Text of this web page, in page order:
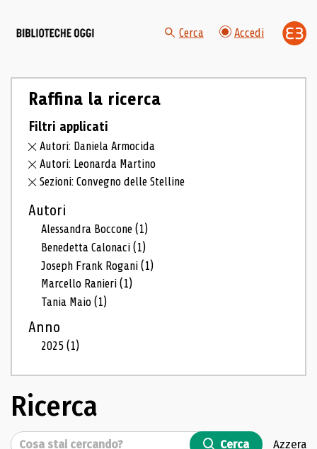
Cerca Accedi
Raffina la ricerca
Filtri applicati
Autori: Daniela Armocida
Autori: Leonarda Martino
Sezioni: Convegno delle Stelline
Autori
Alessandra Boccone(1)
Benedetta Calonaci(1)
Joseph Frank Rogani(1)
Marcello Ranieri(1)
Tania Maio(1)
Anno
2025(1)
Ricerca
Cerca Cerca Azzera